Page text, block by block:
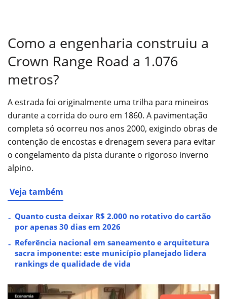
Como a engenharia construiu a
Crown Range Road a 1.076
metros?
A estrada foi originalmente uma trilha para mineiros
durante a corrida do ouro em 1860. A pavimentação
completa só ocorreu nos anos 2000, exigindo obras de
contenção de encostas e drenagem severa para evitar
o congelamento da pista durante o rigoroso inverno
alpino.
Veja também
Quanto custa deixar R$ 2.000 no rotativo do cartão
por apenas 30 dias em 2026
Referência nacional em saneamento e arquitetura
sacra imponente: este município planejado lidera
rankings de qualidade de vida